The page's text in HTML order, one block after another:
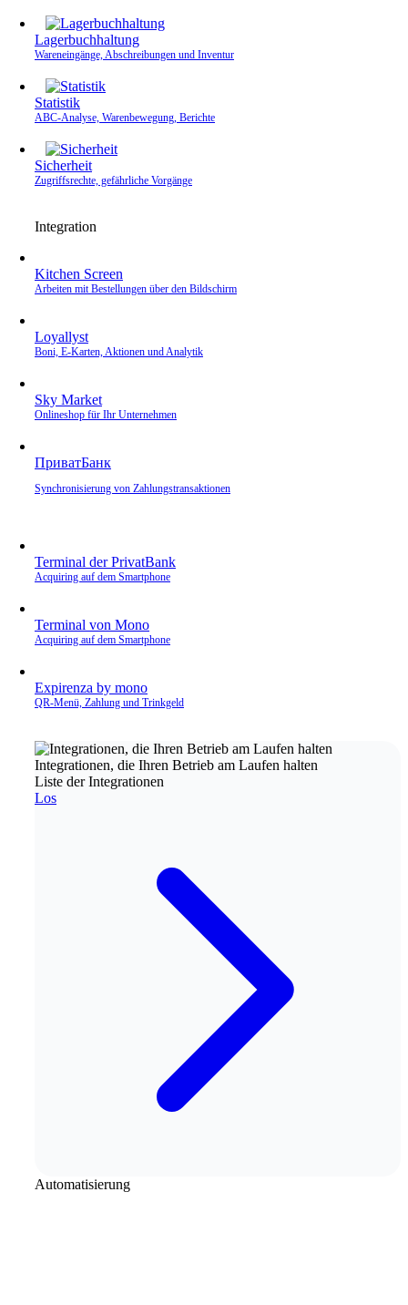
Lagerbuchhaltung
Wareneingänge, Abschreibungen und Inventur
Statistik
ABC-Analyse, Warenbewegung, Berichte
Sicherheit
Zugriffsrechte, gefährliche Vorgänge
Integration
Kitchen Screen
Arbeiten mit Bestellungen über den Bildschirm
Loyallyst
Boni, E‑Karten, Aktionen und Analytik
Sky Market
Onlineshop für Ihr Unternehmen
ПриватБанк
Synchronisierung von Zahlungstransaktionen
Terminal der PrivatBank
Acquiring auf dem Smartphone
Terminal von Mono
Acquiring auf dem Smartphone
Expirenza by mono
QR‑Menü, Zahlung und Trinkgeld
Integrationen, die Ihren Betrieb am Laufen halten
Liste der Integrationen
Los
Automatisierung